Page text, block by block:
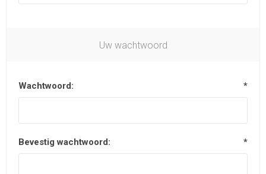
Uw wachtwoord
Wachtwoord: *
Bevestig wachtwoord: *